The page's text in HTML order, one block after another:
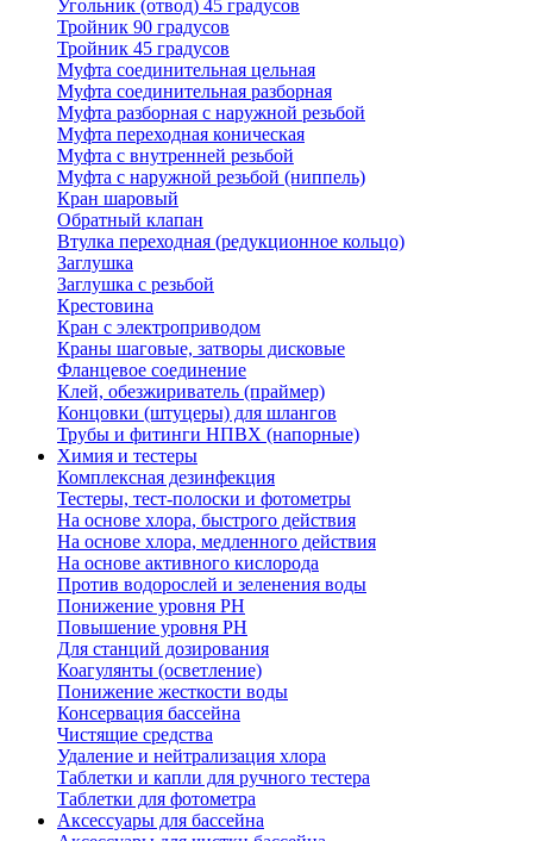
Угольник (отвод) 45 градусов
Тройник 90 градусов
Тройник 45 градусов
Муфта соединительная цельная
Муфта соединительная разборная
Муфта разборная с наружной резьбой
Муфта переходная коническая
Муфта с внутренней резьбой
Муфта с наружной резьбой (ниппель)
Кран шаровый
Обратный клапан
Втулка переходная (редукционное кольцо)
Заглушка
Заглушка с резьбой
Крестовина
Кран с электроприводом
Краны шаговые, затворы дисковые
Фланцевое соединение
Клей, обезжириватель (праймер)
Концовки (штуцеры) для шлангов
Трубы и фитинги НПВХ (напорные)
Химия и тестеры
Комплексная дезинфекция
Тестеры, тест-полоски и фотометры
На основе хлора, быстрого действия
На основе хлора, медленного действия
На основе активного кислорода
Против водорослей и зеленения воды
Понижение уровня РН
Повышение уровня РН
Для станций дозирования
Коагулянты (осветление)
Понижение жесткости воды
Консервация бассейна
Чистящие средства
Удаление и нейтрализация хлора
Таблетки и капли для ручного тестера
Таблетки для фотометра
Аксессуары для бассейна